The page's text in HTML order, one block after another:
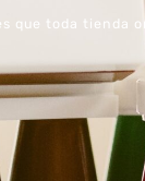
que toda tienda